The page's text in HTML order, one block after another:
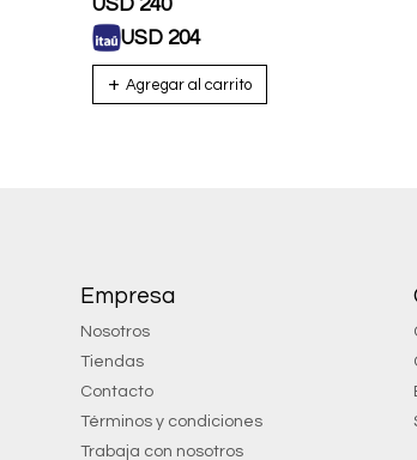
USD 240
USD 204
Empresa
Nosotros
Tiendas
Contacto
Términos y condiciones
Trabaja con nosotros